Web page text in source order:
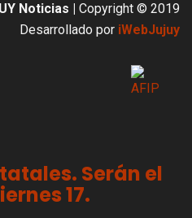
Noticias | Copyright © 2019
Desarrollado por iWebJujuy
Serán el
17.